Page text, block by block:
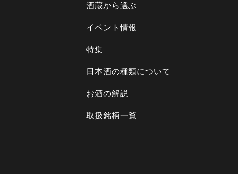
酒蔵から選ぶ
イベント情報
特集
日本酒の種類について
お酒の解説
取扱銘柄一覧